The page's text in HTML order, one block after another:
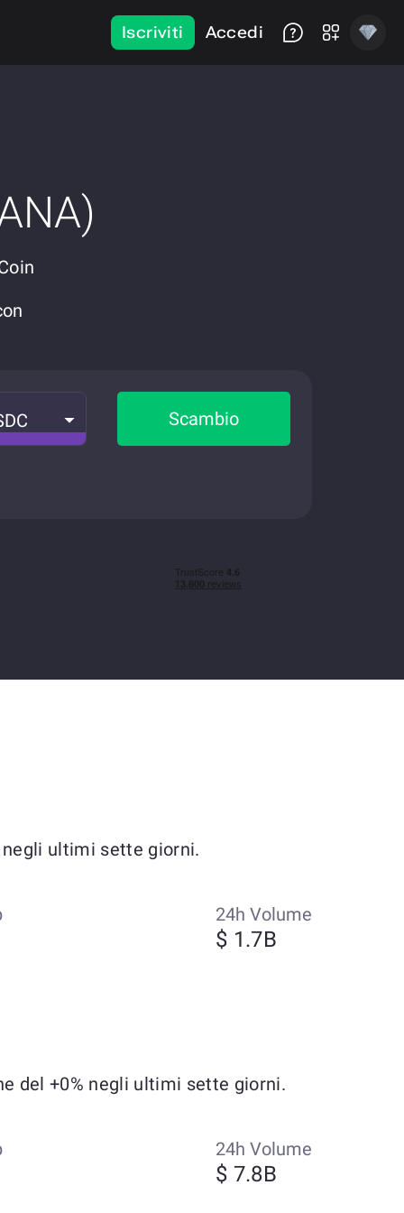
Iscriviti Accedi
Scambio
ultimi sette giorni.
24h Volume
$ 1.7B
del +0% negli ultimi sette giorni.
24h Volume
$ 7.8B